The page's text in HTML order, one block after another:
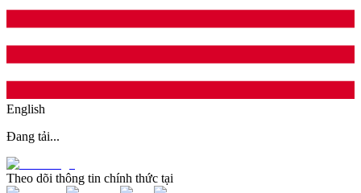
English
Đang tải...
Theo dõi thông tin chính thức tại